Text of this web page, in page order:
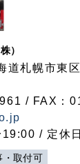
）
札幌市東
/ FAX：
/ 定休
・取付可